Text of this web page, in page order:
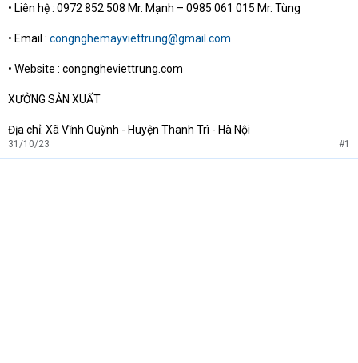
• Liên hệ : 0972 852 508 Mr. Mạnh – 0985 061 015 Mr. Tùng
• Email : congnghemayviettrung@gmail.com
• Website : congngheviettrung.com
XƯỞNG SẢN XUẤT
Địa chỉ: Xã Vĩnh Quỳnh - Huyện Thanh Trì - Hà Nội
31/10/23 #1